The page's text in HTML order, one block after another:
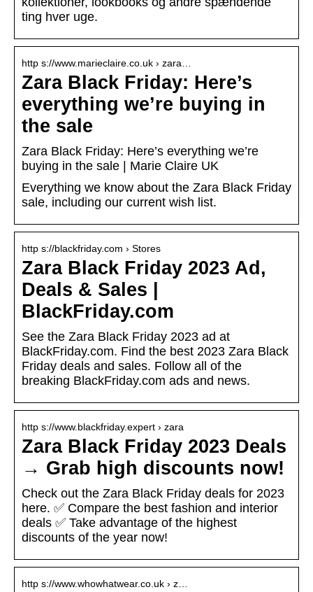
ting hver uge.
http s://www.marieclaire.co.uk › zara…
Zara Black Friday: Here’s
everything we’re buying in
the sale
Zara Black Friday: Here’s everything we’re
buying in the sale | Marie Claire UK
Everything we know about the Zara Black Friday
sale, including our current wish list.
http s://blackfriday.com › Stores
Zara Black Friday 2023 Ad,
Deals & Sales |
BlackFriday.com
See the Zara Black Friday 2023 ad at
BlackFriday.com. Find the best 2023 Zara Black
Friday deals and sales. Follow all of the
breaking BlackFriday.com ads and news.
http s://www.blackfriday.expert › zara
Zara Black Friday 2023 Deals
→ Grab high discounts now!
Check out the Zara Black Friday deals for 2023
here. ✅ Compare the best fashion and interior
deals ✅ Take advantage of the highest
discounts of the year now!
http s://www.whowhatwear.co.uk › z…